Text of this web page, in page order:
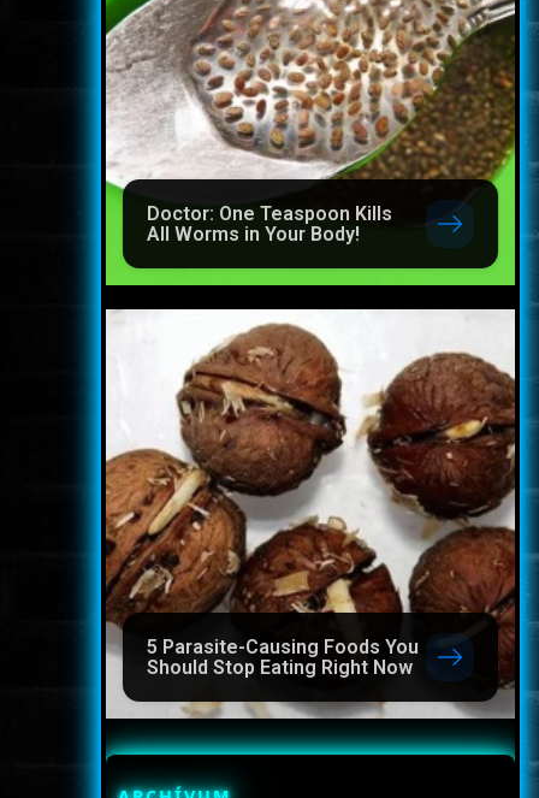
Doctor: One Teaspoon Kills
All Worms in Your Body!
5 Parasite-Causing Foods You
Should Stop Eating Right Now